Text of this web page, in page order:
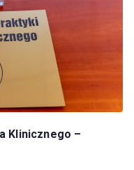
Klinicznego –